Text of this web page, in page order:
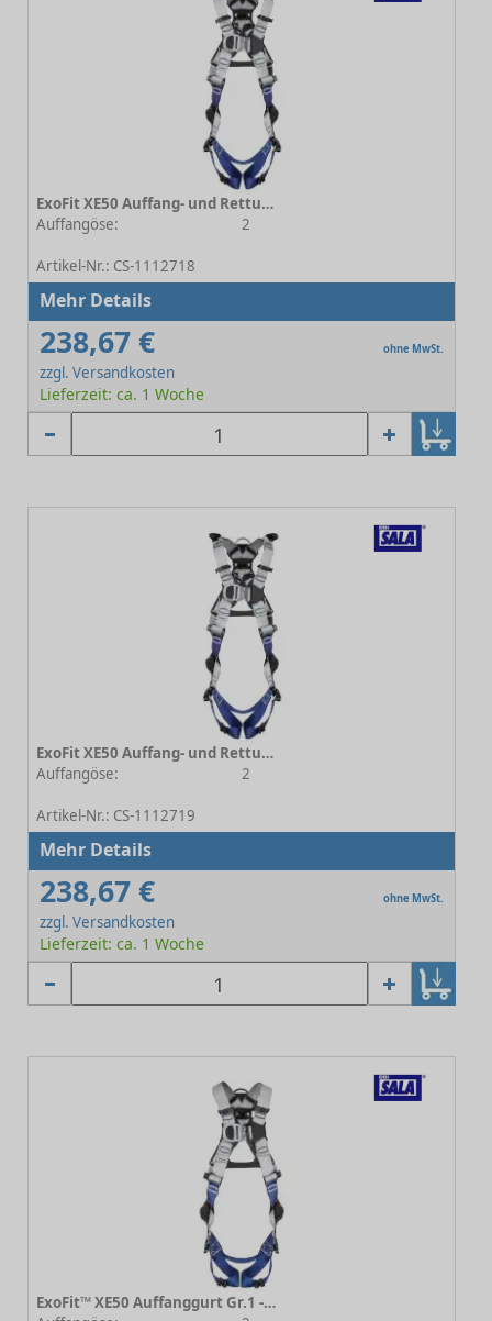
ExoFit XE50 Auffang- und Rettungsgurt Gr.2 - Automatikverschluss
Auffangöse:
2
Artikel-Nr.: CS-1112718
Mehr Details
238,67 € ohne MwSt.
zzgl. Versandkosten
Lieferzeit: ca. 1 Woche
ExoFit XE50 Auffang- und Rettungsgurt Gr.3 - Automatikverschluss
Auffangöse:
2
Artikel-Nr.: CS-1112719
Mehr Details
238,67 € ohne MwSt.
zzgl. Versandkosten
Lieferzeit: ca. 1 Woche
ExoFit™ XE50 Auffanggurt Gr.1 - Automatikverschluss